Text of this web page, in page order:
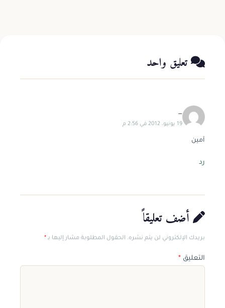
تعليق واحد
_
19 يونيو، 2012 في 2:56 م
آمين
رد
أضف تعليقاً
بريدك الإلكتروني لن يتم نشره. الحقول المطلوبة مشار إليها بـ *
التعليق *